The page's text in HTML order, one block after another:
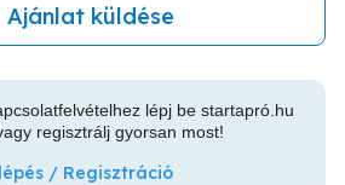
Ajánlat küldése
lépj be startapró.hu
regisztrálj gyorsan most!
/ Regisztráció